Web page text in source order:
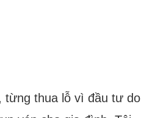
từng thua lỗ vì đầu tư do